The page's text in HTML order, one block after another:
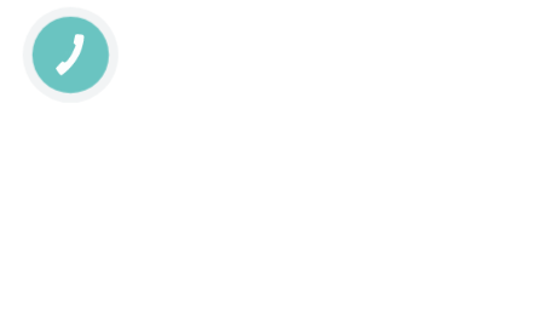
КНОПКА
СВЯЗИ